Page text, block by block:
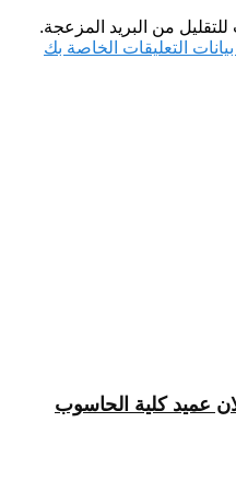
من البريد المزعجة.
التعليقات الخاصة بك
عميد كلية الحاسوب